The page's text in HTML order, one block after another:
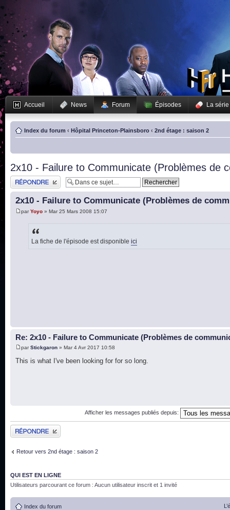
Accueil News Forum Épisodes La série
Index du forum ‹ Hôpital Princeton-Plainsboro ‹ 2nd étage : saison 2
2x10 - Failure to Communicate (Problèmes de
Publier une réponse
2x10 - Failure to Communicate (Problèmes de
parYoyo » Mar 25 Mars 2008 15:07
La fiche de l'épisode est disponible ici
Re: 2x10 - Failure to Communicate (Problèmes de
parStickgaron » Mar 4 Avr 2017 10:58
This is what I've been looking for for so long.
Afficher les messages publiés depuis:
Publier une réponse
Retour vers 2nd étage : saison 2
QUI EST EN LIGNE
Utilisateurs parcourant ce forum : Aucun utilisateur inscrit et 1 invité
Index du forum